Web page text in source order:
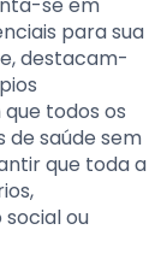
para sua
destacam-
que todos os
de saúde sem
que toda a
ou